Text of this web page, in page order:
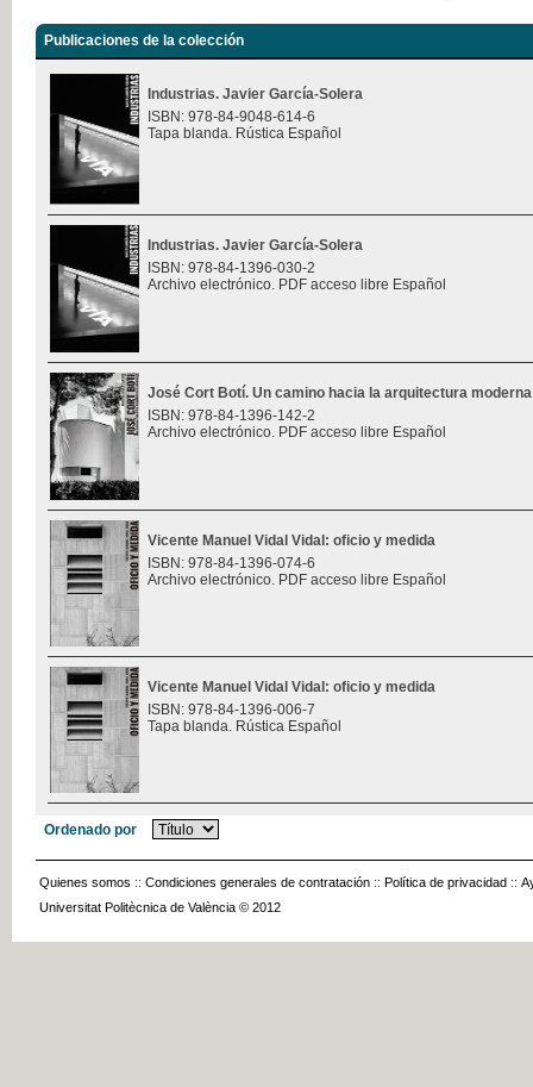
Publicaciones de la colección
Industrias. Javier García-Solera
ISBN: 978-84-9048-614-6
Tapa blanda. Rústica Español
Industrias. Javier García-Solera
ISBN: 978-84-1396-030-2
Archivo electrónico. PDF acceso libre Español
José Cort Botí. Un camino hacia la arquitectura moderna
ISBN: 978-84-1396-142-2
Archivo electrónico. PDF acceso libre Español
Vicente Manuel Vidal Vidal: oficio y medida
ISBN: 978-84-1396-074-6
Archivo electrónico. PDF acceso libre Español
Vicente Manuel Vidal Vidal: oficio y medida
ISBN: 978-84-1396-006-7
Tapa blanda. Rústica Español
Ordenado por
Quienes somos :: Condiciones generales de contratación :: Política de privacidad ::
Universitat Politècnica de València © 2012